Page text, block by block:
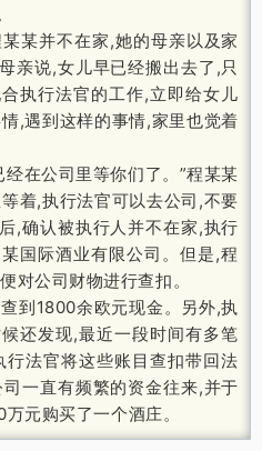
某并不在家,她的母亲以及家
亲说,女儿早已经搬出去了,只
执行法官的工作,立即给女儿
,遇到这样的事情,家里也觉着
在公司里等你们了。”程某某
着,执行法官可以去公司,不要
,确认被执行人并不在家,执行
国际酒业有限公司。但是,程
对公司财物进行查扣。
到1800余欧元现金。另外,执
还发现,最近一段时间有多笔
法官将这些账目查扣带回法
一直有频繁的资金往来,并于
元购买了一个酒庄。